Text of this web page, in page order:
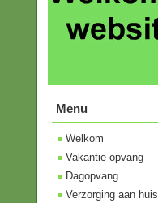
Menu
Welkom
Vakantie opvang
Dagopvang
Verzorging aan huis